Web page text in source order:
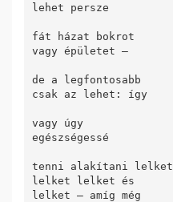
lehet persze
fát házat bokrot
vagy épületet –
de a legfontosabb
csak az lehet: így
vagy úgy
egészségessé
tenni alakítani lelket
lelket lelket és
lelket – amíg még